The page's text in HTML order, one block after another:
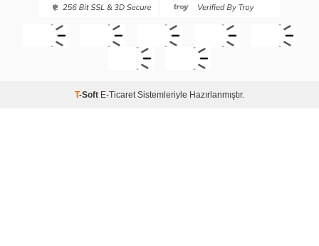
T-Soft E-Ticaret Sistemleriyle Hazırlanmıştır.